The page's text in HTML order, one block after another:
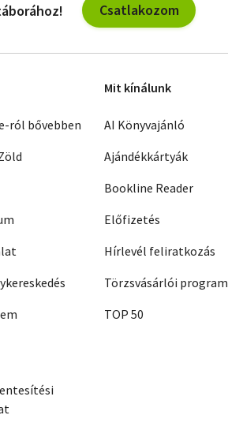
Csatlakozom
ról bővebben
Mit kínálunk
AI Könyvajánló
Ajándékkártyák
Bookline Reader
Előfizetés
Hírlevél feliratkozás
Törzsvásárlói program
TOP 50